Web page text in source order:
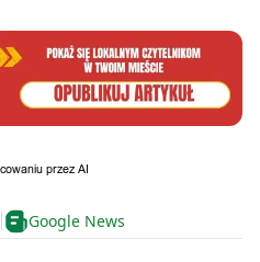
Google News